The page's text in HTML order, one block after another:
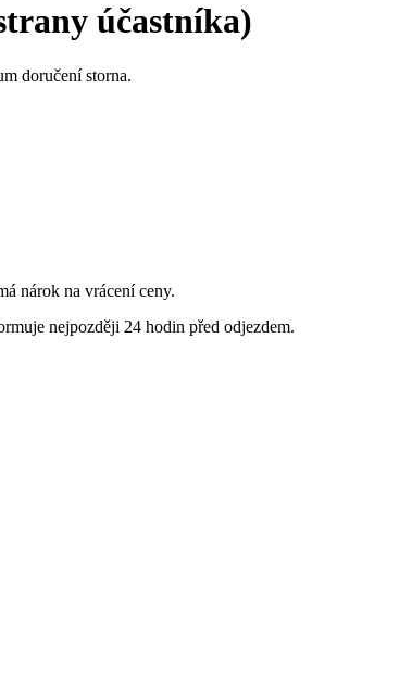
účastníka)
doručení storna.
nárok na vrácení ceny.
nejpozději 24 hodin před odjezdem.